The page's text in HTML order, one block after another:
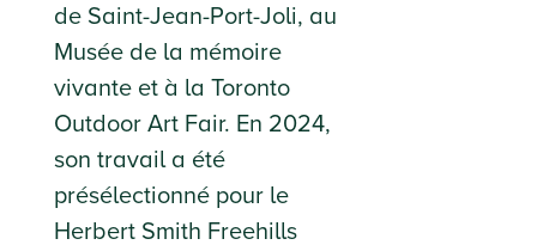
de Saint-Jean-Port-Joli, au
Musée de la mémoire
vivante et à la Toronto
Outdoor Art Fair. En 2024,
son travail a été
présélectionné pour le
Herbert Smith Freehills